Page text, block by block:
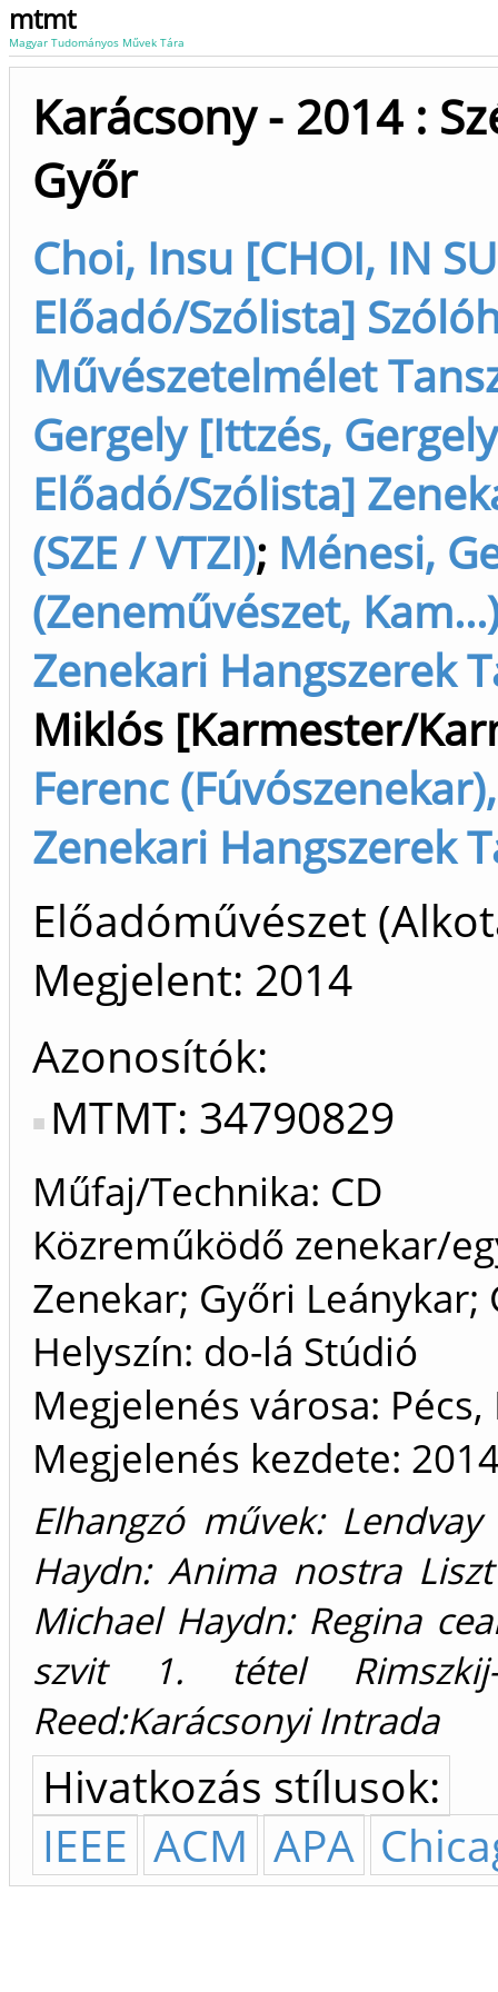
mtmt
Magyar Tudományos Művek Tára
Karácsony - 2014 :
Győr
Choi, Insu [CHOI, IN
Előadó/Szólista]
Művészetelmélet
Gergely [Ittzés,
Előadó/Szólista]
(SZE / VTZI); Ménesi,
(Zeneművészet,
Zenekari Hangszerek
Miklós [Karmester/
Ferenc
Zenekari Hangszerek
Előadóművészet
Megjelent: 2014
Azonosítók
MTMT: 34790829
Műfaj/Technika: CD
Közreműködő zenekar/
Zenekar; Győri
Helyszín: do-lá Stúdió
Megjelenés városa:
Megjelenés kezdete:
Elhangzó művek:
Haydn: Anima nostra
Michael Haydn: Regina
szvit 1. tétel
Reed:Karácsonyi Intrada
Hivatkozás stílusok:
IEEE ACM APA